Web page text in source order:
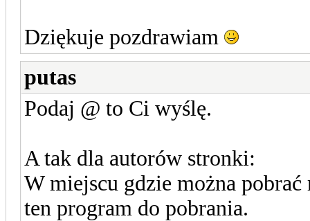
Dziękuje pozdrawiam
putas
Podaj @ to Ci wyślę.
A tak dla autorów stronki:
W miejscu gdzie można
ten program do pobrania.